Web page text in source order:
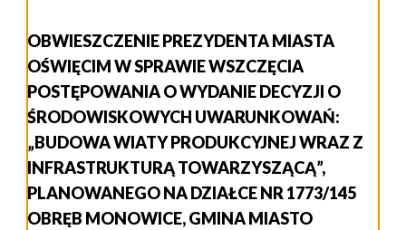
OBWIESZCZENIE PREZYDENTA MIASTA
OŚWIĘCIM W SPRAWIE WSZCZĘCIA
POSTĘPOWANIA O WYDANIE DECYZJI O
ŚRODOWISKOWYCH UWARUNKOWAŃ:
„BUDOWA WIATY PRODUKCYJNEJ WRAZ Z
INFRASTRUKTURĄ TOWARZYSZĄCĄ”,
PLANOWANEGO NA DZIAŁCE NR 1773/145
OBRĘB MONOWICE, GMINA MIASTO